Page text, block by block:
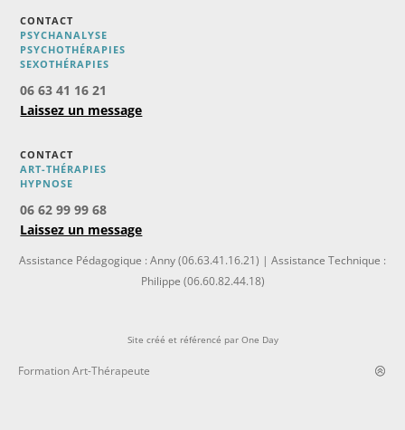
CONTACT
PSYCHANALYSE
PSYCHOTHÉRAPIES
SEXOTHÉRAPIES
06 63 41 16 21
Laissez un message
CONTACT
ART-THÉRAPIES
HYPNOSE
06 62 99 99 68
Laissez un message
Assistance Pédagogique : Anny (06.63.41.16.21) | Assistance Technique :
Philippe (06.60.82.44.18)
Site créé et référencé par One Day
Formation Art-Thérapeute